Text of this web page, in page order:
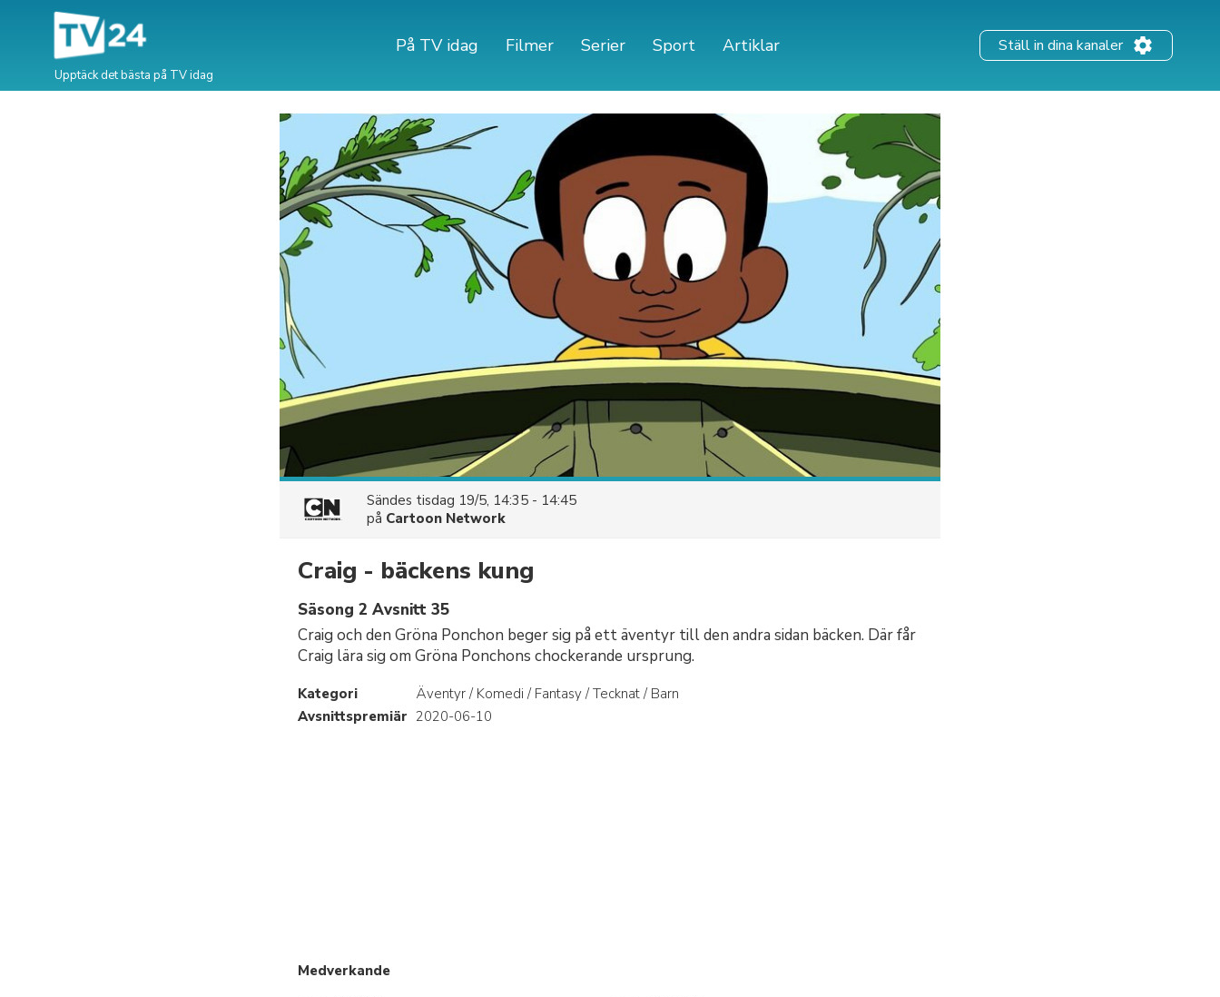
Upptäck det bästa på TV idag
På TV idag Filmer Serier Sport Artiklar Ställ in dina kanaler
Sändes tisdag 19/5, 14:35 - 14:45
på Cartoon Network
Craig - bäckens kung
Säsong 2 Avsnitt 35
Craig och den Gröna Ponchon beger sig på ett äventyr till den andra sidan bäcken. Där får
Craig lära sig om Gröna Ponchons chockerande ursprung.
Kategori
Äventyr / Komedi / Fantasy / Tecknat / Barn
Avsnittspremiär 2020-06-10
Medverkande